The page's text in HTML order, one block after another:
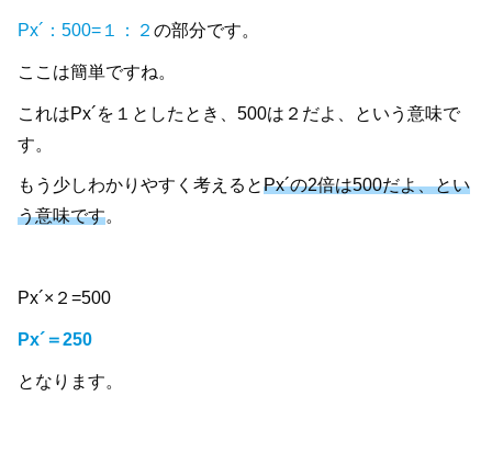
Px´：500=１：２ の部分です。
ここは簡単ですね。
これはPx´を１としたとき、500は２だよ、という意味で
す。
もう少しわかりやすく考えるとPx´の2倍は500だよ、とい
う意味です。
Px´×２=500
Px´＝250
となります。